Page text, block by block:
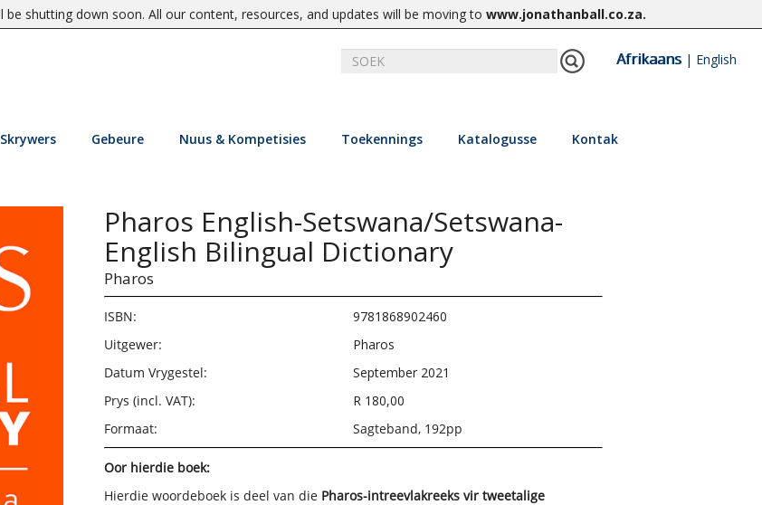
shutting down soon. All our content, resources, and updates will be moving to www.jonathanball.co.za.
Afrikaans| English
Skrywers Gebeure Nuus & Kompetisies Toekennings Katalogusse Kontak
Pharos English-Setswana/Setswana-
English Bilingual Dictionary
Pharos
ISBN:
9781868902460
Uitgewer:
Pharos
Datum Vrygestel:
September 2021
Prys (incl. VAT):
R 180,00
Formaat:
Sagteband, 192pp
Oor hierdie boek:
Hierdie woordeboek is deel van die Pharos-intreevlakreeks vir tweetalige